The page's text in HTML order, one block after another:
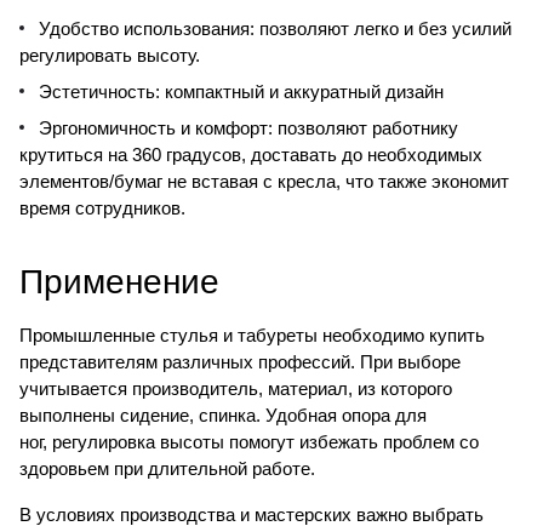
Удобство использования: позволяют легко и без усилий
регулировать высоту.
Эстетичность: компактный и аккуратный дизайн
Эргономичность и комфорт: позволяют работнику
крутиться на 360 градусов, доставать до необходимых
элементов/бумаг не вставая с кресла, что также экономит
время сотрудников.
Применение
Промышленные стулья и табуреты необходимо купить
представителям различных профессий. При выборе
учитывается производитель, материал, из которого
выполнены сидение, спинка. Удобная опора для
ног, регулировка высоты помогут избежать проблем со
здоровьем при длительной работе.
В условиях производства и мастерских важно выбрать